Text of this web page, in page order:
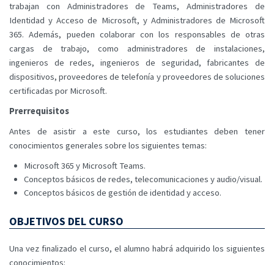
trabajan con Administradores de Teams, Administradores de
Identidad y Acceso de Microsoft, y Administradores de Microsoft
365. Además, pueden colaborar con los responsables de otras
cargas de trabajo, como administradores de instalaciones,
ingenieros de redes, ingenieros de seguridad, fabricantes de
dispositivos, proveedores de telefonía y proveedores de soluciones
certificadas por Microsoft.
Prerrequisitos
Antes de asistir a este curso, los estudiantes deben tener
conocimientos generales sobre los siguientes temas:
Microsoft 365 y Microsoft Teams.
Conceptos básicos de redes, telecomunicaciones y audio/visual.
Conceptos básicos de gestión de identidad y acceso.
OBJETIVOS DEL CURSO
Una vez finalizado el curso, el alumno habrá adquirido los siguientes
conocimientos: